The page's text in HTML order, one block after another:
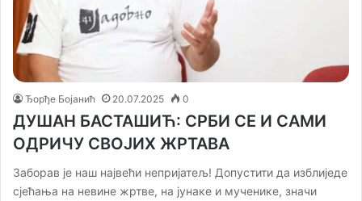
Ђорђе Бојанић 20.07.2025 0
ДУШАН БАСТАШИЋ: СРБИ СЕ И САМИ
ОДРИЧУ СВОЈИХ ЖРТАВА
Заборав је наш највећи непријатељ! Допустити да изблиједе
сјећања на невине жртве, на јунаке и мученике, значи